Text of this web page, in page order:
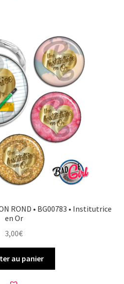
ROND • BG00783 • Institutrice
en Or
3,00€
au panier